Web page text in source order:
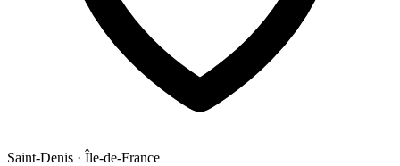
Saint-Denis · Île-de-France